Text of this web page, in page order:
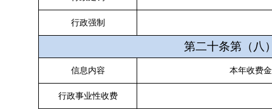
行政强制
第二十条第（八
信息内容 本年收费
行政事业性收费